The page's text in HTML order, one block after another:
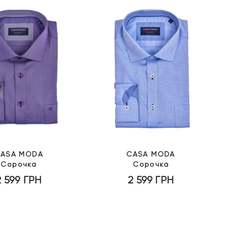
MODA
Сорочка
599 ГРН
CASA MODA
Сорочка
2 599 ГРН